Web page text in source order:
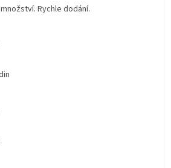
Rychle dodání.
obchodu je 5 z 5 hvězdiček.
obchodu je 5 z 5 hvězdiček.